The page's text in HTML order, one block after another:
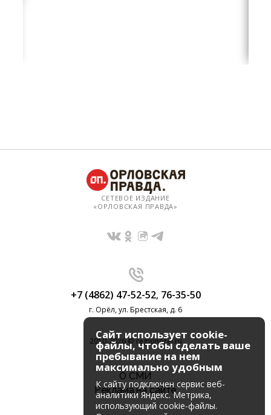
СЕТЕВОЕ ИЗДАНИЕ
«ОРЛОВСКАЯ ПРАВДА»
+7 (4862) 47-52-52, 76-35-50
г. Орёл, ул. Брестская, д. 6
2010-2026 © regionorel.ru
О СМИ
Реклама на сайте
Сайт использует cookie-
файлы, чтобы сделать ваше
пребывание на нем
максимально удобным
К cайту подключен сервис веб-
аналитики Яндекс. Метрика,
использующий cookie-файлы.